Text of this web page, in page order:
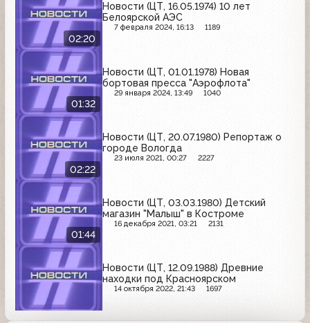
02:20
Новости (ЦТ, 16.05.1974) 10 лет
Белоярской АЭС
7 февраля 2024, 16:13 1189
01:32
Новости (ЦТ, 01.01.1978) Новая
бортовая пресса "Аэрофлота"
29 января 2024, 13:49 1040
02:22
Новости (ЦТ, 20.07.1980) Репортаж о
городе Вологда
23 июля 2021, 00:27 2227
01:44
Новости (ЦТ, 03.03.1980) Детский
магазин "Малыш" в Костроме
16 декабря 2021, 03:21 2131
Новости (ЦТ, 12.09.1988) Древние
находки под Красноярском
14 октября 2022, 21:43 1697